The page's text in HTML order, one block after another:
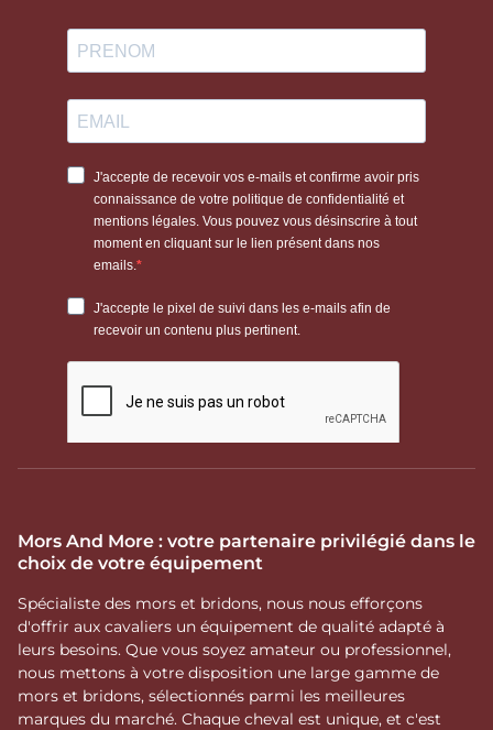
Mors And More : votre partenaire privilégié dans le
choix de votre équipement
Spécialiste des mors et bridons, nous nous efforçons
d'offrir aux cavaliers un équipement de qualité adapté à
leurs besoins. Que vous soyez amateur ou professionnel,
nous mettons à votre disposition une large gamme de
mors et bridons, sélectionnés parmi les meilleures
marques du marché. Chaque cheval est unique, et c'est